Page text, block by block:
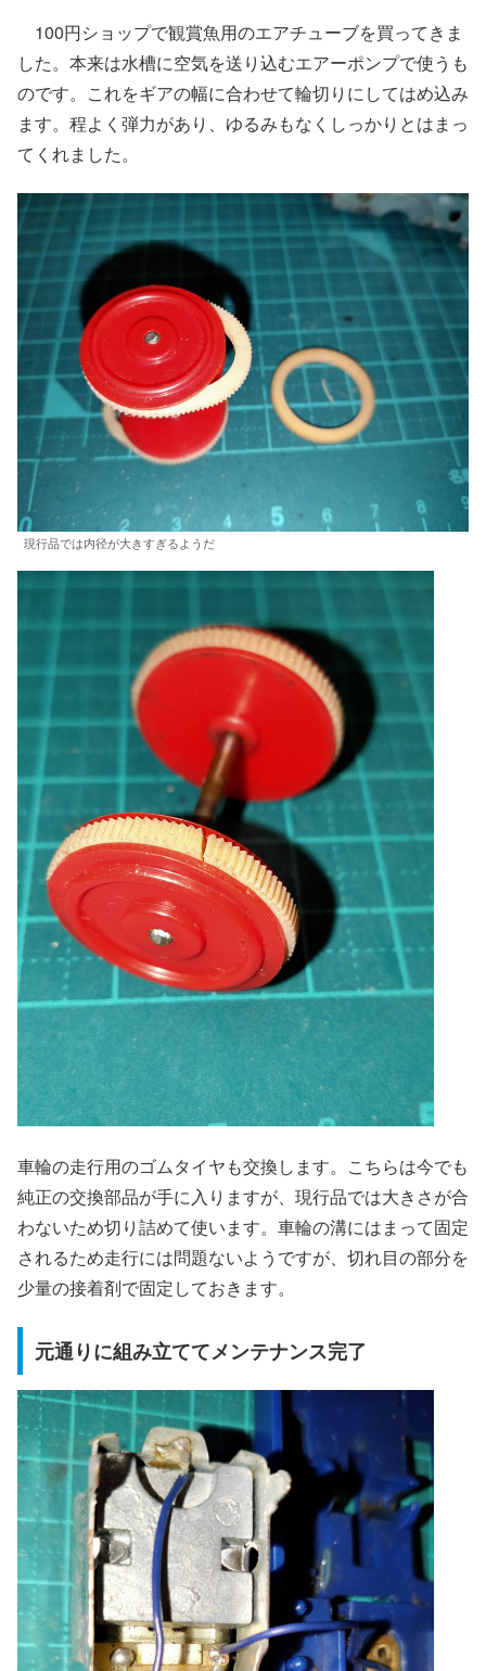
100円ショップで観賞魚用のエアチューブを買ってきま
した。本来は水槽に空気を送り込むエアーポンプで使うも
のです。これをギアの幅に合わせて輪切りにしてはめ込み
ます。程よく弾力があり、ゆるみもなくしっかりとはまっ
てくれました。
現行品では内径が大きすぎるようだ
車輪の走行用のゴムタイヤも交換します。こちらは今でも
純正の交換部品が手に入りますが、現行品では大きさが合
わないため切り詰めて使います。車輪の溝にはまって固定
されるため走行には問題ないようですが、切れ目の部分を
少量の接着剤で固定しておきます。
元通りに組み立ててメンテナンス完了